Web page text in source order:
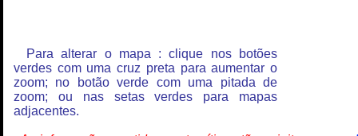
Para alterar o mapa : clique nos botões
verdes com uma cruz preta para aumentar o
zoom; no botão verde com uma pitada de
zoom; ou nas setas verdes para mapas
adjacentes.